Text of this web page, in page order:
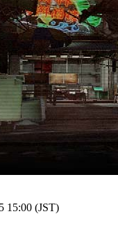
15:00 (JST)